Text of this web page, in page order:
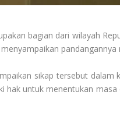
bagian dari wilayah
sikap tersebut dalam
hak untuk menentukan